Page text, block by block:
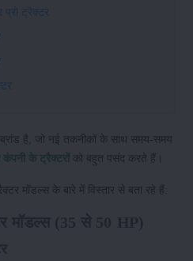
प्रो ट्रैक्टर
है, जो नई तकनीकों के साथ समय-समय
के ट्रैक्टरों को बहुत पसंद करते हैं।
मॉडल्स के बारे में विस्तार से बता रहे हैं: